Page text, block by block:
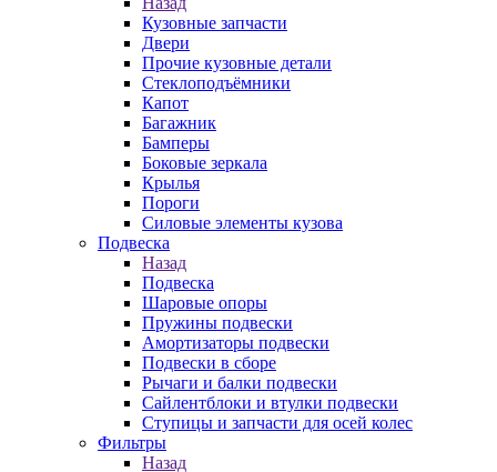
Кузовные запчасти
Двери
Прочие кузовные детали
Стеклоподъёмники
Капот
Багажник
Бамперы
Боковые зеркала
Крылья
Пороги
Силовые элементы кузова
Подвеска
Назад
Подвеска
Шаровые опоры
Пружины подвески
Амортизаторы подвески
Подвески в сборе
Рычаги и балки подвески
Сайлентблоки и втулки подвески
Ступицы и запчасти для осей колес
Фильтры
Назад